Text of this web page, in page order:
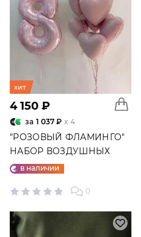
хит
4 150 ₽
за 1 037 ₽ x 4
"РОЗОВЫЙ ФЛАМИНГО"
НАБОР ВОЗДУШНЫХ
ШАРОВ №25
в наличии
0